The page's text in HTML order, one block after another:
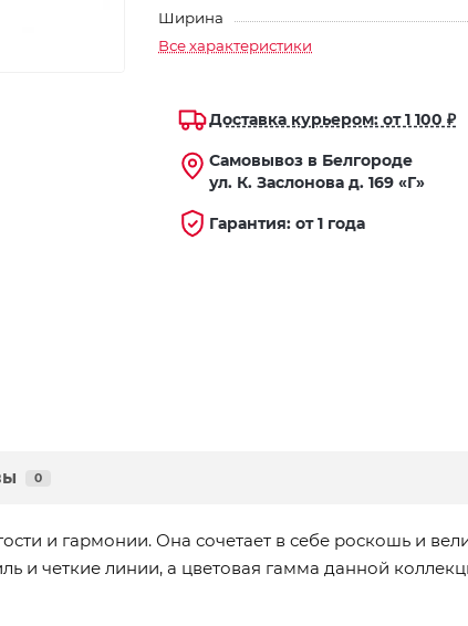
Ширина
Все характеристики
Доставка курьером: от 1 100 ₽
Самовывоз в Белгороде
ул. К. Заслонова д. 169 «Г»
Гарантия: от 1 года
0
и гармонии. Она сочетает в себе роскошь и
и четкие линии, а цветовая гамма данной